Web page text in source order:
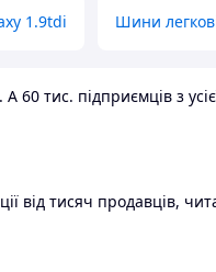
1.9tdi Шини
тис. підприємців з
тисяч продавців,